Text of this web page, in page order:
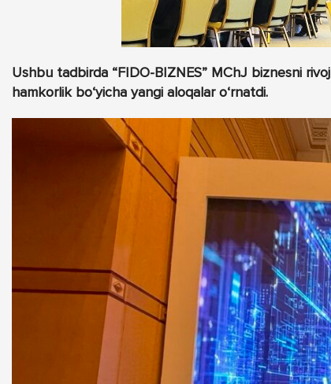
Ushbu tadbirda “FIDO-BIZNES” MChJ biznesni
hamkorlik bo‘yicha yangi aloqalar o‘rnatdi.